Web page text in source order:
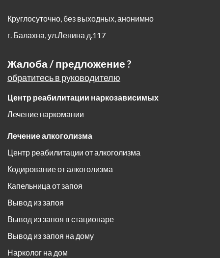
Круглосуточно, без выходных, анонимно
г. Балахна,ул.Ленина д.117
Жалоба / предложение ?
обратитесь в руководителю
Центр реабилитации наркозависимых
Лечение наркомании
Лечение алкоголизма
Центр реабилитации от алкоголизма
Кодирование от алкоголизма
Капельница от запоя
Вывод из запоя
Вывод из запоя в стационаре
Вывод из запоя на дому
Нарколог на дом